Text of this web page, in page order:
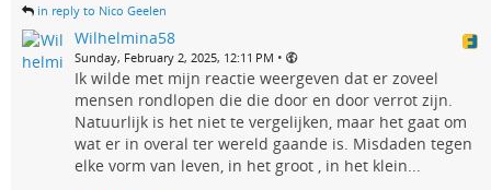
in reply to Nico Geelen
Wilhelmina58
Sunday, February 2, 2025, 12:11 PM •
Ik wilde met mijn reactie weergeven dat er zoveel
mensen rondlopen die die door en door verrot zijn.
Natuurlijk is het niet te vergelijken, maar het gaat om
wat er in overal ter wereld gaande is. Misdaden tegen
elke vorm van leven, in het groot , in het klein...